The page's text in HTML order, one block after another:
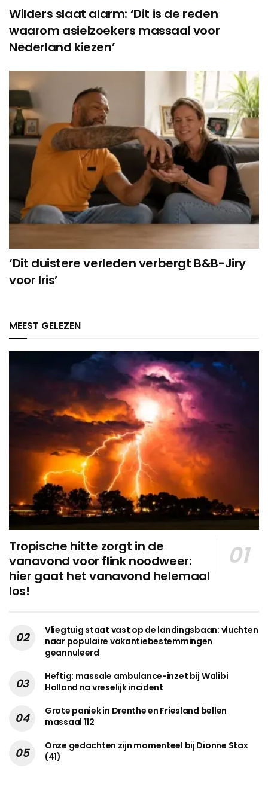
Wilders slaat alarm: ‘Dit is de reden
waarom asielzoekers massaal voor
Nederland kiezen’
‘Dit duistere verleden verbergt B&B-Jiry
voor Iris’
MEEST GELEZEN
Tropische hitte zorgt in de
vanavond voor flink noodweer:
hier gaat het vanavond helemaal
los!
Vliegtuig staat vast op de landingsbaan: vluchten
naar populaire vakantiebestemmingen
geannuleerd
Heftig: massale ambulance-inzet bij Walibi
Holland na vreselijk incident
Grote paniek in Drenthe en Friesland bellen
massaal 112
Onze gedachten zijn momenteel bij Dionne Stax
(41)